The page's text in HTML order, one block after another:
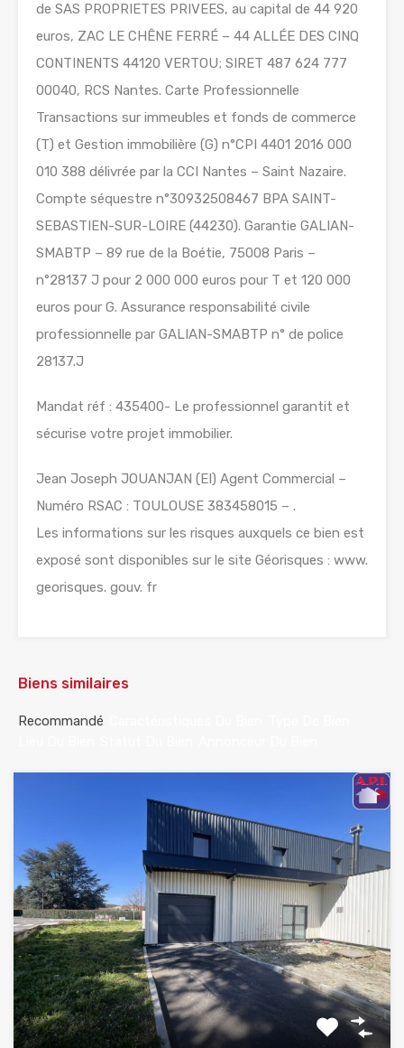
de SAS PROPRIETES PRIVEES, au capital de 44 920
euros, ZAC LE CHÊNE FERRÉ – 44 ALLÉE DES CINQ
CONTINENTS 44120 VERTOU; SIRET 487 624 777
00040, RCS Nantes. Carte Professionnelle
Transactions sur immeubles et fonds de commerce
(T) et Gestion immobilière (G) n°CPI 4401 2016 000
010 388 délivrée par la CCI Nantes – Saint Nazaire.
Compte séquestre n°30932508467 BPA SAINT-
SEBASTIEN-SUR-LOIRE (44230). Garantie GALIAN-
SMABTP – 89 rue de la Boétie, 75008 Paris –
n°28137 J pour 2 000 000 euros pour T et 120 000
euros pour G. Assurance responsabilité civile
professionnelle par GALIAN-SMABTP n° de police
28137.J
Mandat réf : 435400- Le professionnel garantit et
sécurise votre projet immobilier.
Jean Joseph JOUANJAN (EI) Agent Commercial –
Numéro RSAC : TOULOUSE 383458015 – .
Les informations sur les risques auxquels ce bien est
exposé sont disponibles sur le site Géorisques : www.
georisques. gouv. fr
Biens similaires
Recommandé